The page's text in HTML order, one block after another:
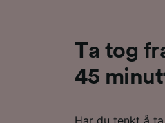
Ta tog
45
Har du tenkt å